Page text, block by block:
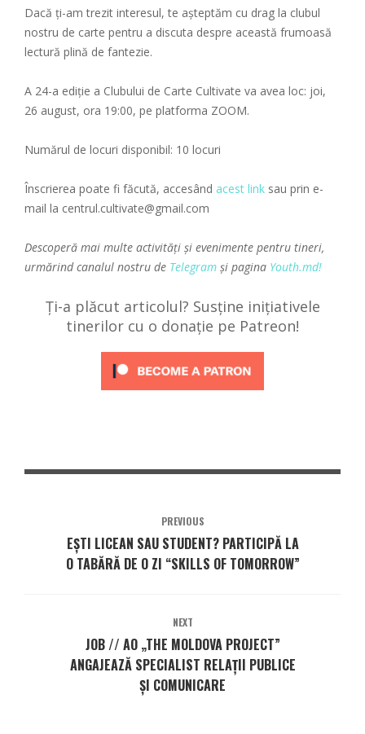
Dacă ți-am trezit interesul, te așteptăm cu drag la clubul
nostru de carte pentru a discuta despre această frumoasă
lectură plină de fantezie.
A 24-a ediție a Clubului de Carte Cultivate va avea loc: joi,
26 august, ora 19:00, pe platforma ZOOM.
Numărul de locuri disponibil: 10 locuri
Înscrierea poate fi făcută, accesând acest link sau prin e-
mail la centrul.cultivate@gmail.com
Descoperă mai multe activități și evenimente pentru tineri,
urmărind canalul nostru de Telegram și pagina Youth.md!
Ți-a plăcut articolul? Susține inițiativele
tinerilor cu o donație pe Patreon!
PREVIOUS
EȘTI LICEAN SAU STUDENT? PARTICIPĂ LA
O TABĂRĂ DE O ZI “SKILLS OF TOMORROW”
NEXT
JOB // AO „THE MOLDOVA PROJECT”
ANGAJEAZĂ SPECIALIST RELAȚII PUBLICE
ȘI COMUNICARE